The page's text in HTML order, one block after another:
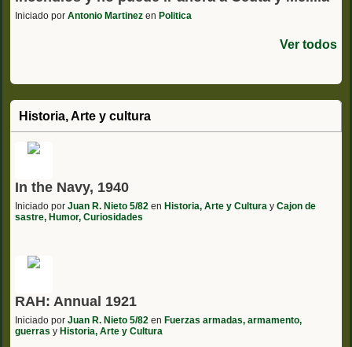
Iniciado por Antonio Martinez en Politica
Ver todos
Historia, Arte y cultura
In the Navy, 1940
Iniciado por Juan R. Nieto 5/82 en Historia, Arte y Cultura y Cajon de
sastre, Humor, Curiosidades
RAH: Annual 1921
Iniciado por Juan R. Nieto 5/82 en Fuerzas armadas, armamento,
guerras y Historia, Arte y Cultura